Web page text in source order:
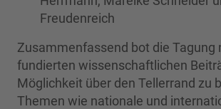
Freudenreich
Zusammenfassend bot die Tagung
fundierten wissenschaftlichen
Möglichkeit über den Tellerrand zu
Themen wie nationale und